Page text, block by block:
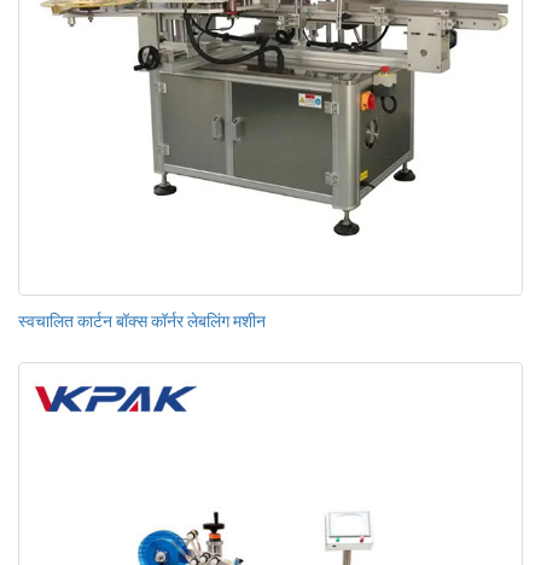
स्वचालित कार्टन बॉक्स कॉर्नर लेबलिंग मशीन